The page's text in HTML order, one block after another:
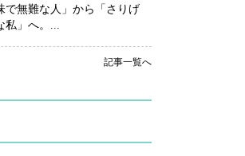
で無難な人」から「さりげ
私」へ。...
記事一覧へ